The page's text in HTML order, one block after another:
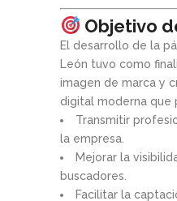
Objetivo
El desarrollo de la
León tuvo como
imagen de marca y
digital moderna que
Transmitir
la empresa.
Mejorar la
buscadores.
Facilitar la